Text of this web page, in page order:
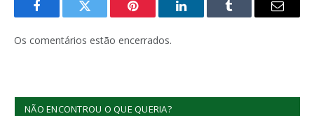
FacebookTwitter Pinterest LinkedInTumblr
E-
Os comentários estão encerrados.
NÃO ENCONTROU O QUE QUERIA?